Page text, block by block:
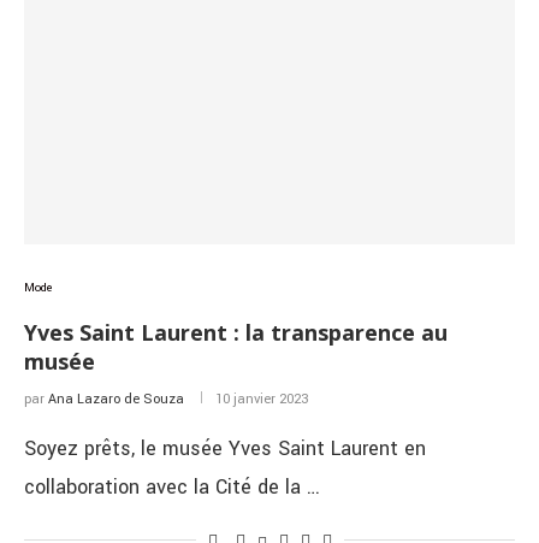
Mode
Yves Saint Laurent : la transparence au
musée
par Ana Lazaro de Souza 10 janvier 2023
Soyez prêts, le musée Yves Saint Laurent en
collaboration avec la Cité de la …